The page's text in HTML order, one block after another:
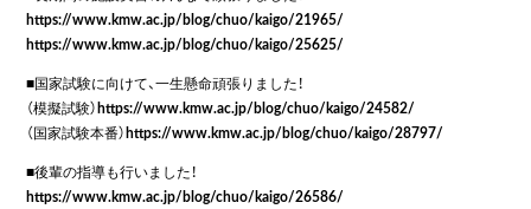
https://www.kmw.ac.jp/blog/chuo/kaigo/21965/
https://www.kmw.ac.jp/blog/chuo/kaigo/25625/
■国家試験に向けて、一生懸命頑張りました！
（模擬試験）https://www.kmw.ac.jp/blog/chuo/kaigo/24582/
（国家試験本番）https://www.kmw.ac.jp/blog/chuo/kaigo/28797/
■後輩の指導も行いました！
https://www.kmw.ac.jp/blog/chuo/kaigo/26586/